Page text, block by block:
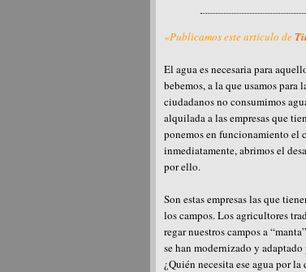
«Publicamos este artículo de
El agua es necesaria para
bebemos, a la que usamos para
ciudadanos no consumimos
alquilada a las empresas que
ponemos en funcionamiento el
inmediatamente, abrimos el
por ello.
Son estas empresas las que
los campos. Los agricultores
regar nuestros campos a
se han modernizado y
¿Quién necesita ese agua por